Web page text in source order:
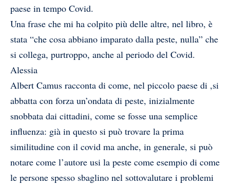
paese in tempo Covid.
Una frase che mi ha colpito più delle altre, nel libro, è
stata “che cosa abbiano imparato dalla peste, nulla” che
si collega, purtroppo, anche al periodo del Covid.
Alessia
Albert Camus racconta di come, nel piccolo paese di ,si
abbatta con forza un’ondata di peste, inizialmente
snobbata dai cittadini, come se fosse una semplice
influenza: già in questo si può trovare la prima
similitudine con il covid ma anche, in generale, si può
notare come l’autore usi la peste come esempio di come
le persone spesso sbaglino nel sottovalutare i problemi